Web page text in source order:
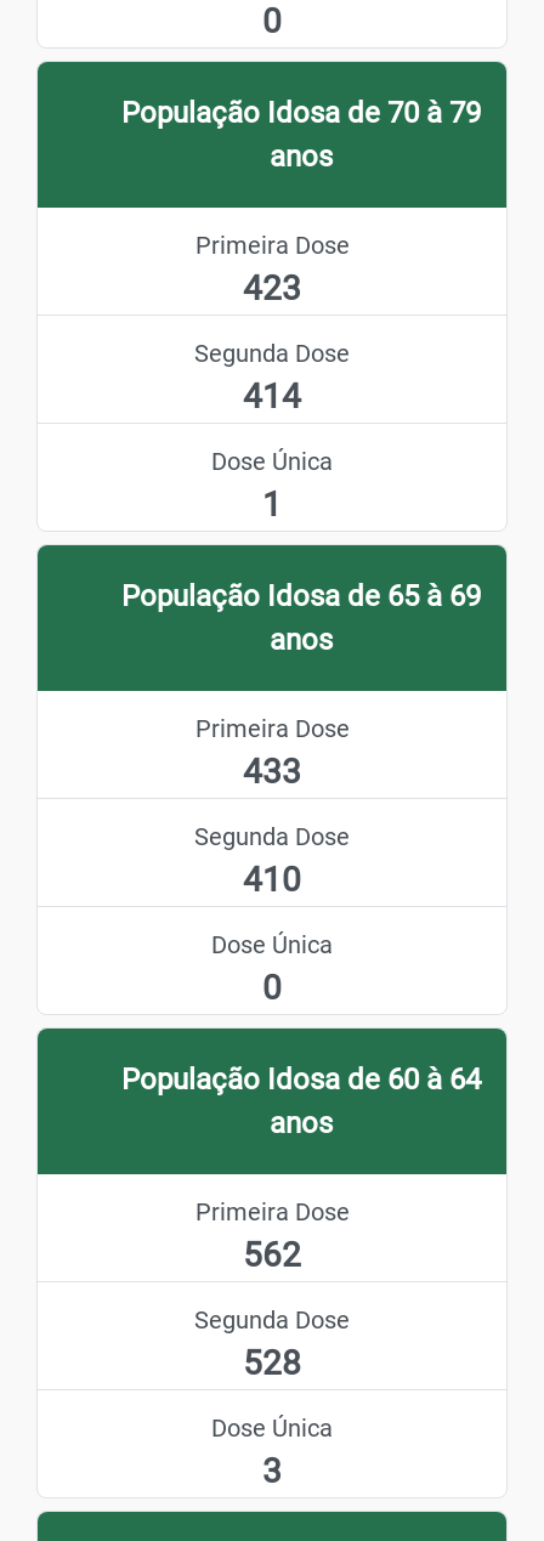
0
População Idosa de 70 à 79
anos
Primeira Dose
423
Segunda Dose
414
Dose Única
1
População Idosa de 65 à 69
anos
Primeira Dose
433
Segunda Dose
410
Dose Única
0
População Idosa de 60 à 64
anos
Primeira Dose
562
Segunda Dose
528
Dose Única
3